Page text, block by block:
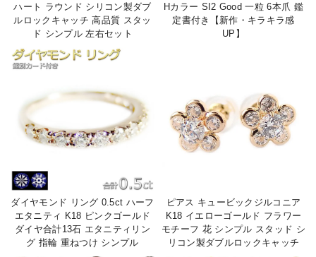
ハート ラウンド シリコン製ダブ
ルロックキャッチ 高品質 スタッ
ド シンプル 左右セット
Hカラー SI2 Good 一粒 6本爪 鑑
定書付き【新作・キラキラ感
UP】
ダイヤモンド リング 0.5ct ハーフ
エタニティ K18 ピンクゴールド
ダイヤ合計13石 エタニティリン
グ 指輪 重ねつけ シンプル
ピアス キュービックジルコニア
K18 イエローゴールド フラワー
モチーフ 花 シンプル スタッド シ
リコン製ダブルロックキャッチ